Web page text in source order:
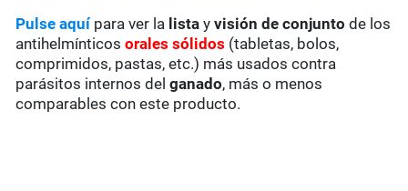
Pulse aquípara ver la lista yvisión de conjunto de los
antihelmínticosorales sólidos (tabletas, bolos,
comprimidos, pastas, etc.) más usados contra
parásitos internos delganado, más o menos
comparables con este producto.